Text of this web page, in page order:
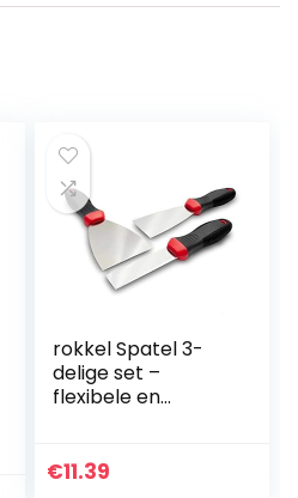
rokkel Spatel 3-
delige set –
flexibele en
messen met anti-
€11.39